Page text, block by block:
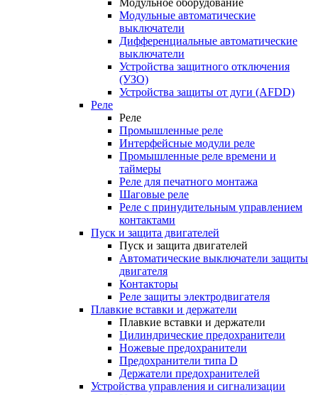
Модульное оборудование
Модульные автоматические
выключатели
Дифференциальные автоматические
выключатели
Устройства защитного отключения
(УЗО)
Устройства защиты от дуги (AFDD)
Реле
Реле
Промышленные реле
Интерфейсные модули реле
Промышленные реле времени и
таймеры
Реле для печатного монтажа
Шаговые реле
Реле с принудительным управлением
контактами
Пуск и защита двигателей
Пуск и защита двигателей
Автоматические выключатели защиты
двигателя
Контакторы
Реле защиты электродвигателя
Плавкие вставки и держатели
Плавкие вставки и держатели
Цилиндрические предохранители
Ножевые предохранители
Предохранители типа D
Держатели предохранителей
Устройства управления и сигнализации